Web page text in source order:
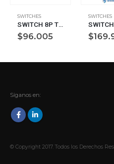
SWITCHES
SWITCH 8P TP-LINK SG1008P GIGABIT 4P POE DESKTOK
$96.005
SWITCHES
$
Síganos en:
© Copyright 2017. Todos los Derechos